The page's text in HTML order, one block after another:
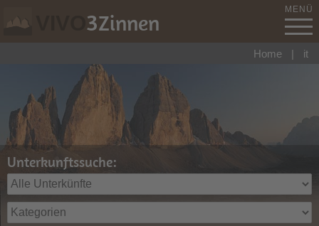
3Zinnen MENÜ
Unterkunftssuche:
Home | it